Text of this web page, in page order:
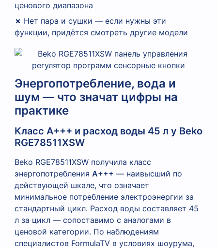
ценового диапазона
✗ Нет пара и сушки — если нужны эти
функции, придётся смотреть другие модели
Энергопотребление, вода и
шум — что значат цифры на
практике
Класс A+++ и расход воды 45 л у Beko
RGE78511XSW
Beko RGE78511XSW получила класс
энергопотребления A+++ — наивысший по
действующей шкале, что означает
минимальное потребление электроэнергии за
стандартный цикл. Расход воды составляет 45
л за цикл — сопоставимо с аналогами в
ценовой категории. По наблюдениям
специалистов FormulaTV в условиях шоурума,